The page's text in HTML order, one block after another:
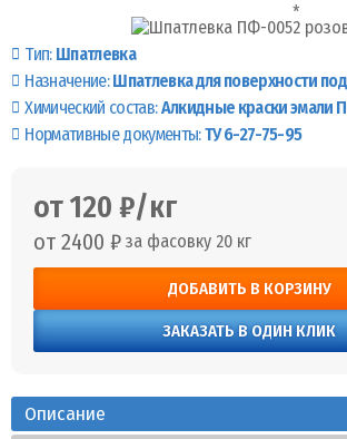
Тип: Шпатлевка
Назначение:Шпатлевка для поверхности
Химический состав:Алкидные краски эмали
Нормативные документы:ТУ 6-27-75-95
от 120 ₽/кг
от 2400 ₽ за фасовку 20 кг
ДОБАВИТЬ В КОРЗИНУ
ЗАКАЗАТЬ В ОДИН КЛИК
Описание